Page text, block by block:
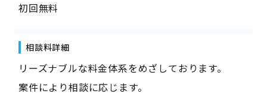
初回無料
相談料詳細
リーズナブルな料金体系をめざしております。
案件により相談に応じます。